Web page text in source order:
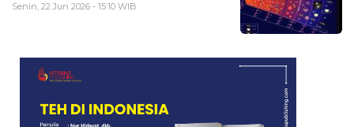
Senin, 22 Jun 2026 - 15:10 WIB